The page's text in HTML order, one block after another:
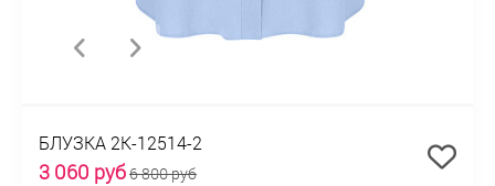
БЛУЗКА 2К-12514-2
3 060 руб6 800 руб